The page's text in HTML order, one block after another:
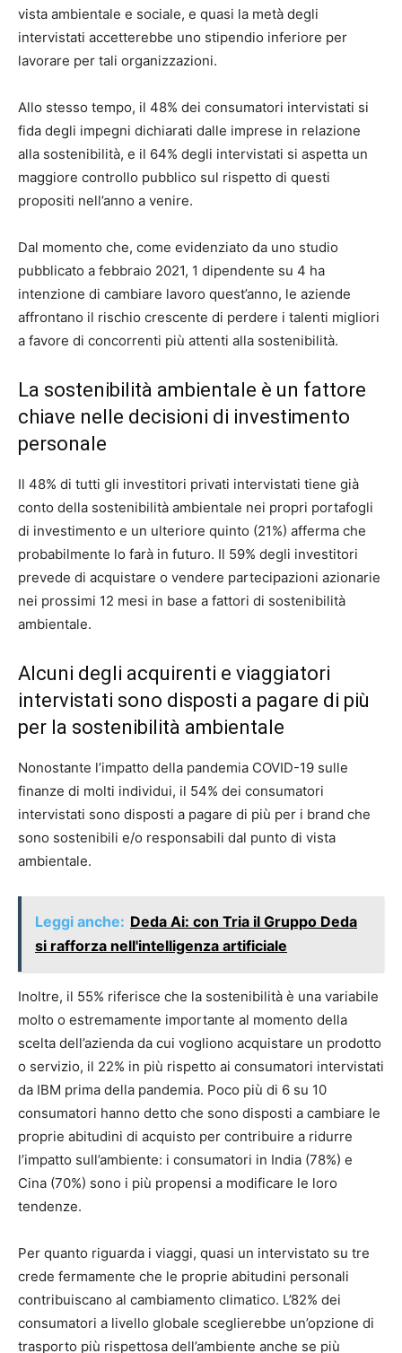
vista ambientale e sociale, e quasi la metà degli
intervistati accetterebbe uno stipendio inferiore per
lavorare per tali organizzazioni.
Allo stesso tempo, il 48% dei consumatori intervistati si
fida degli impegni dichiarati dalle imprese in relazione
alla sostenibilità, e il 64% degli intervistati si aspetta un
maggiore controllo pubblico sul rispetto di questi
propositi nell’anno a venire.
Dal momento che, come evidenziato da uno studio
pubblicato a febbraio 2021, 1 dipendente su 4 ha
intenzione di cambiare lavoro quest’anno, le aziende
affrontano il rischio crescente di perdere i talenti migliori
a favore di concorrenti più attenti alla sostenibilità.
La sostenibilità ambientale è un fattore
chiave nelle decisioni di investimento
personale
Il 48% di tutti gli investitori privati intervistati tiene già
conto della sostenibilità ambientale nei propri portafogli
di investimento e un ulteriore quinto (21%) afferma che
probabilmente lo farà in futuro. Il 59% degli investitori
prevede di acquistare o vendere partecipazioni azionarie
nei prossimi 12 mesi in base a fattori di sostenibilità
ambientale.
Alcuni degli acquirenti e viaggiatori
intervistati sono disposti a pagare di più
per la sostenibilità ambientale
Nonostante l’impatto della pandemia COVID-19 sulle
finanze di molti individui, il 54% dei consumatori
intervistati sono disposti a pagare di più per i brand che
sono sostenibili e/o responsabili dal punto di vista
ambientale.
Leggi anche: Deda Ai: con Tria il Gruppo Deda
si rafforza nell'intelligenza artificiale
Inoltre, il 55% riferisce che la sostenibilità è una variabile
molto o estremamente importante al momento della
scelta dell’azienda da cui vogliono acquistare un prodotto
o servizio, il 22% in più rispetto ai consumatori intervistati
da IBM prima della pandemia. Poco più di 6 su 10
consumatori hanno detto che sono disposti a cambiare le
proprie abitudini di acquisto per contribuire a ridurre
l’impatto sull’ambiente: i consumatori in India (78%) e
Cina (70%) sono i più propensi a modificare le loro
tendenze.
Per quanto riguarda i viaggi, quasi un intervistato su tre
crede fermamente che le proprie abitudini personali
contribuiscano al cambiamento climatico. L’82% dei
consumatori a livello globale sceglierebbe un’opzione di
trasporto più rispettosa dell’ambiente anche se più